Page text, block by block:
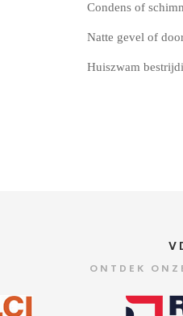
Condens of
Natte gevel of
Huiszwam
ONTDEK